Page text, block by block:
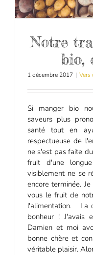
Notre
bio,
1 décembre 2017 | Vers
Si manger bio
saveurs plus
santé tout en
respectueuse de
ne s'est pas faite
fruit d'une
visiblement ne se
encore terminée.
vous le fruit de
l'alimentation. La
bonheur ! J'avais
Damien et moi
bonne chère et
véritable plaisir.